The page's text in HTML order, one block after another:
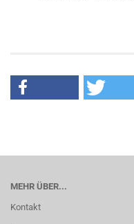
MEHR ÜBER...
Kontakt